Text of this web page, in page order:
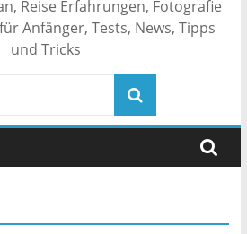
Reise Erfahrungen, Fotografie
Anfänger, Tests, News, Tipps
und Tricks